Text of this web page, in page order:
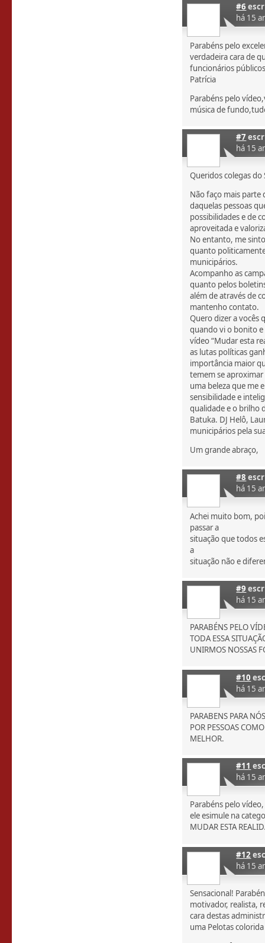
#6
há 15
Parabéns pelo
verdadeira cara de
funcionários
Patrícia
Parabéns pelo
música de
#7
há 15
Queridos colegas
Não faço mais parte
daquelas pessoas
possibilidades e de
aproveitada e
No entanto, me
quanto
municipários.
Acompanho as
quanto pelos
além de através de
mantenho contato.
Quero dizer a vocês
quando vi o bonito
vídeo “Mudar esta
as lutas políticas
importância maior
temem se
uma beleza que me
sensibilidade e
qualidade e o brilho
Batuka. DJ Helô,
municipários pela
Um grande abraço,
#8
há 15
Achei muito bom,
passar a
situação que todos
a
situação não e
#9
há 15
PARABÉNS PELO
TODA ESSA
UNIRMOS NOSSAS
#10
há 15
PARABENS PARA
POR PESSOAS
MELHOR.
#11
há 15
Parabéns pelo
ele esimule na
MUDAR ESTA
#12
há 15
Sensacional!
motivador, realista,
cara destas
uma Pelotas